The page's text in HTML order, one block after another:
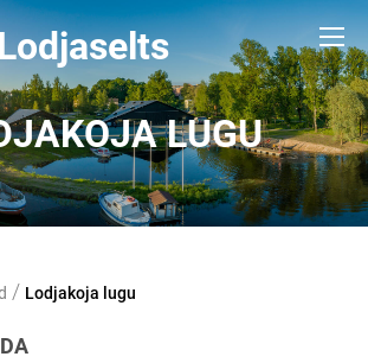
LUGU
/ Lodjakoja lugu